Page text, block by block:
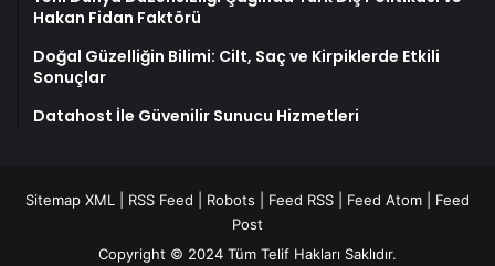
Hakan Fidan Faktörü
Doğal Güzelliğin Bilimi: Cilt, Saç ve Kirpiklerde Etkili
Sonuçlar
Datahost İle Güvenilir Sunucu Hizmetleri
Sitemap XML RSS Feed Robots Feed RSS Feed Atom
Feed
Post
Copyright © 2024 Tüm Telif Hakları Saklıdır.